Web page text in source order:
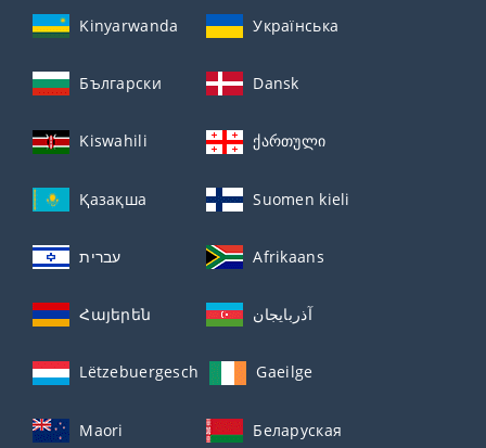
Kinyarwanda Українська
Български Dansk
Kiswahili ქართული
Қазақша Suomen kieli
עברית Afrikaans
Հայերեն آذربايجان
Lëtzebuergesch Gaeilge
Maori Беларуская